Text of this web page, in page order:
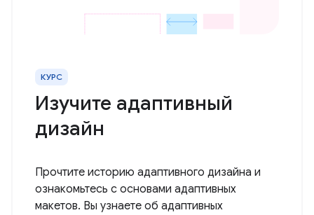
КУРС
Изучите адаптивный
дизайн
Прочтите историю адаптивного дизайна и
ознакомьтесь с основами адаптивных
макетов. Вы узнаете об адаптивных